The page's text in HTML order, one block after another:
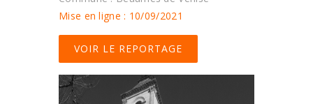
Mise en ligne : 10/09/2021
VOIR LE REPORTAGE